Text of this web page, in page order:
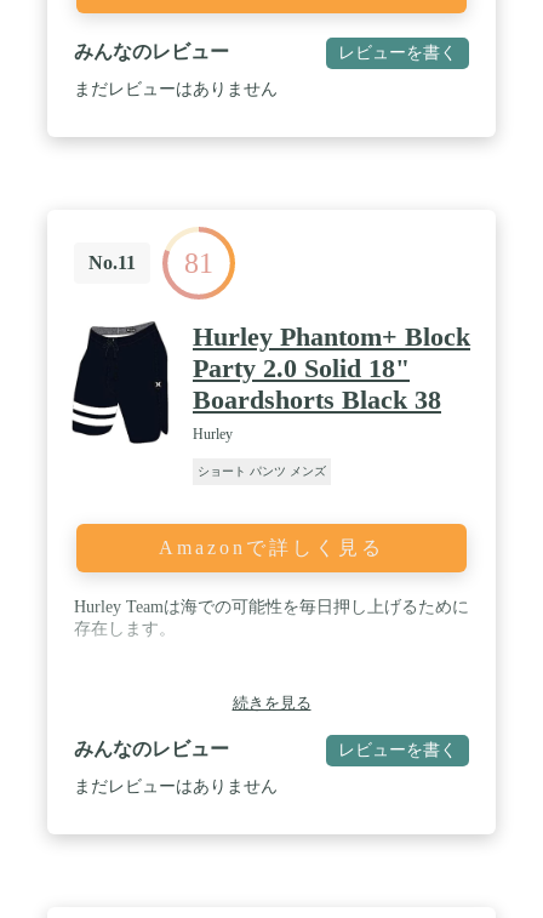
みんなのレビュー レビューを書く
まだレビューはありません
No.11 81
Hurley Phantom+ Block
Party 2.0 Solid 18"
Boardshorts Black 38
Hurley
ショート パンツ メンズ
Amazonで詳しく見る
Hurley Teamは海での可能性を毎日押し上げるために
存在します。
続きを見る
みんなのレビュー レビューを書く
まだレビューはありません